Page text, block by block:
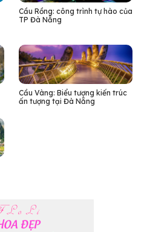
Cầu Rồng: công trình tự hào của
TP Đà Nẵng
Cầu Vàng: Biểu tượng kiến trúc
ấn tượng tại Đà Nẵng